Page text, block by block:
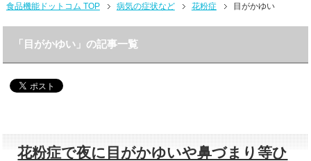
食品機能ドットコム TOP 病気の症状など 花粉症 目がかゆい
「目がかゆい」の記事一覧
花粉症で夜に目がかゆいや鼻づまり等ひ